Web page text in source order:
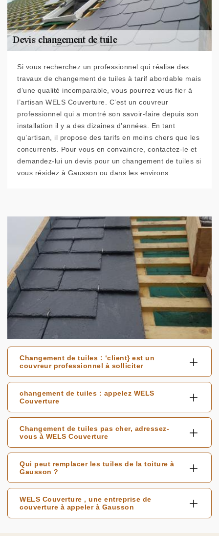
Si vous recherchez un professionnel qui réalise des
travaux de changement de tuiles à tarif abordable mais
d’une qualité incomparable, vous pourrez vous fier à
l’artisan WELS Couverture. C’est un couvreur
professionnel qui a montré son savoir-faire depuis son
installation il y a des dizaines d’années. En tant
qu’artisan, il propose des tarifs en moins chers que les
concurrents. Pour vous en convaincre, contactez-le et
demandez-lui un devis pour un changement de tuiles si
vous résidez à Gausson ou dans les environs.
Changement de tuiles : ‘client} est un
couvreur professionnel à solliciter
changement de tuiles : appelez WELS
Couverture
Changement de tuiles pas cher, adressez-
vous à WELS Couverture
Qui peut remplacer les tuiles de la toiture à
Gausson ?
WELS Couverture , une entreprise de
couverture à appeler à Gausson